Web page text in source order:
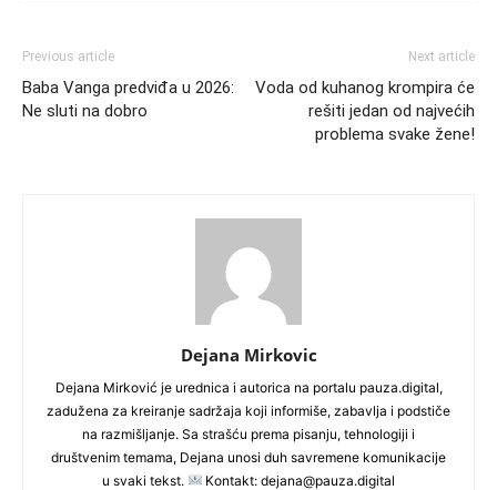
Previous article
Baba Vanga predviđa u 2026:
Ne sluti na dobro
Next article
Voda od kuhanog krompira će
rešiti jedan od najvećih
problema svake žene!
Dejana Mirkovic
Dejana Mirković je urednica i autorica na portalu pauza.digital,
zadužena za kreiranje sadržaja koji informiše, zabavlja i podstiče
na razmišljanje. Sa strašću prema pisanju, tehnologiji i
društvenim temama, Dejana unosi duh savremene komunikacije
u svaki tekst.
Kontakt: dejana@pauza.digital